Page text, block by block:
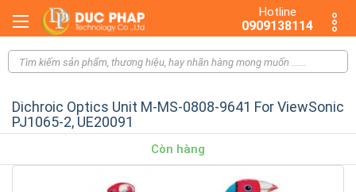
Hotline
0909138114
Dichroic Optics Unit M-MS-0808-9641 For ViewSonic
PJ1065-2, UE20091
Còn hàng